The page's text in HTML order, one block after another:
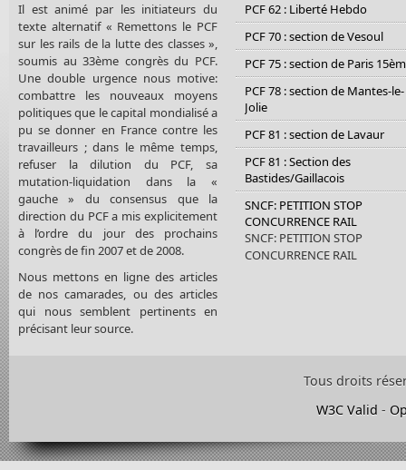
Il est animé par les initiateurs du
texte alternatif « Remettons le PCF
sur les rails de la lutte des classes »,
soumis au 33ème congrès du PCF.
Une double urgence nous motive:
combattre les nouveaux moyens
politiques que le capital mondialisé a
pu se donner en France contre les
travailleurs ; dans le même temps,
refuser la dilution du PCF, sa
mutation-liquidation dans la «
gauche » du consensus que la
direction du PCF a mis explicitement
à l’ordre du jour des prochains
congrès de fin 2007 et de 2008.
Nous mettons en ligne des articles
de nos camarades, ou des articles
qui nous semblent pertinents en
précisant leur source.
PCF 62 : Liberté Hebdo
PCF 70 : section de Vesoul
PCF 75 : section de Paris
PCF 78 : section de Mantes-le-
Jolie
PCF 81 : section de Lavaur
PCF 81 : Section des
Bastides/Gaillacois
SNCF: PETITION STOP
CONCURRENCE RAIL
SNCF: PETITION STOP
CONCURRENCE RAIL
Tous droits
W3C Valid -